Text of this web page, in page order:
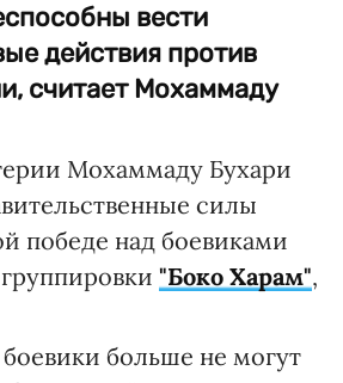
вести
действия против
считает Мохаммаду
Мохаммаду Бухари
силы
победе над боевиками
"Боко Харам",
больше не могут